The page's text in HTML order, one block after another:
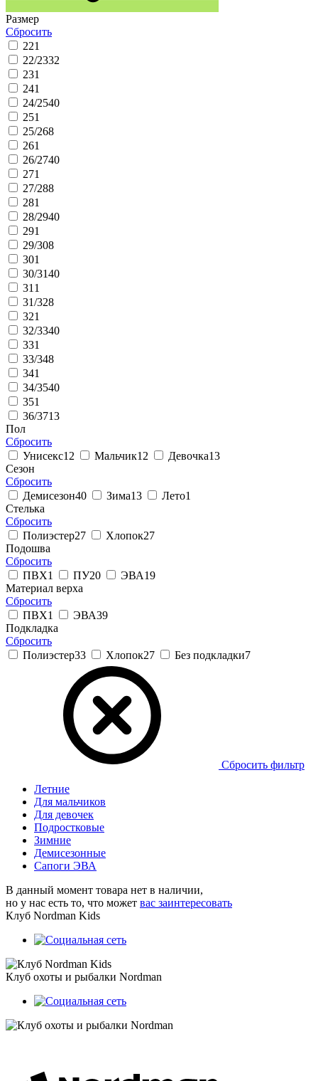
Размер
Сбросить
221
22/2332
231
241
24/2540
251
25/268
261
26/2740
271
27/288
281
28/2940
291
29/308
301
30/3140
31 1
31/328
321
32/3340
331
33/348
341
34/3540
351
36/3713
Пол
Сбросить
Унисекс12 Мальчик12 Девочка13
Сезон
Сбросить
Демисезон40 Зима13 Лето1
Стелька
Сбросить
Полиэстер27 Хлопок27
Подошва
Сбросить
ПВХ1 ПУ20 ЭВА19
Материал верха
Сбросить
ПВХ1 ЭВА39
Подкладка
Сбросить
Полиэстер33 Хлопок27 Без подкладки7
Сбросить фильтр
Летние
Для мальчиков
Для девочек
Подростковые
Зимние
Демисезонные
Сапоги ЭВА
В данный момент товара нет в наличии,
но у нас есть то, что может вас заинтересовать
Клуб Nordman Kids
Клуб охоты и рыбалки Nordman